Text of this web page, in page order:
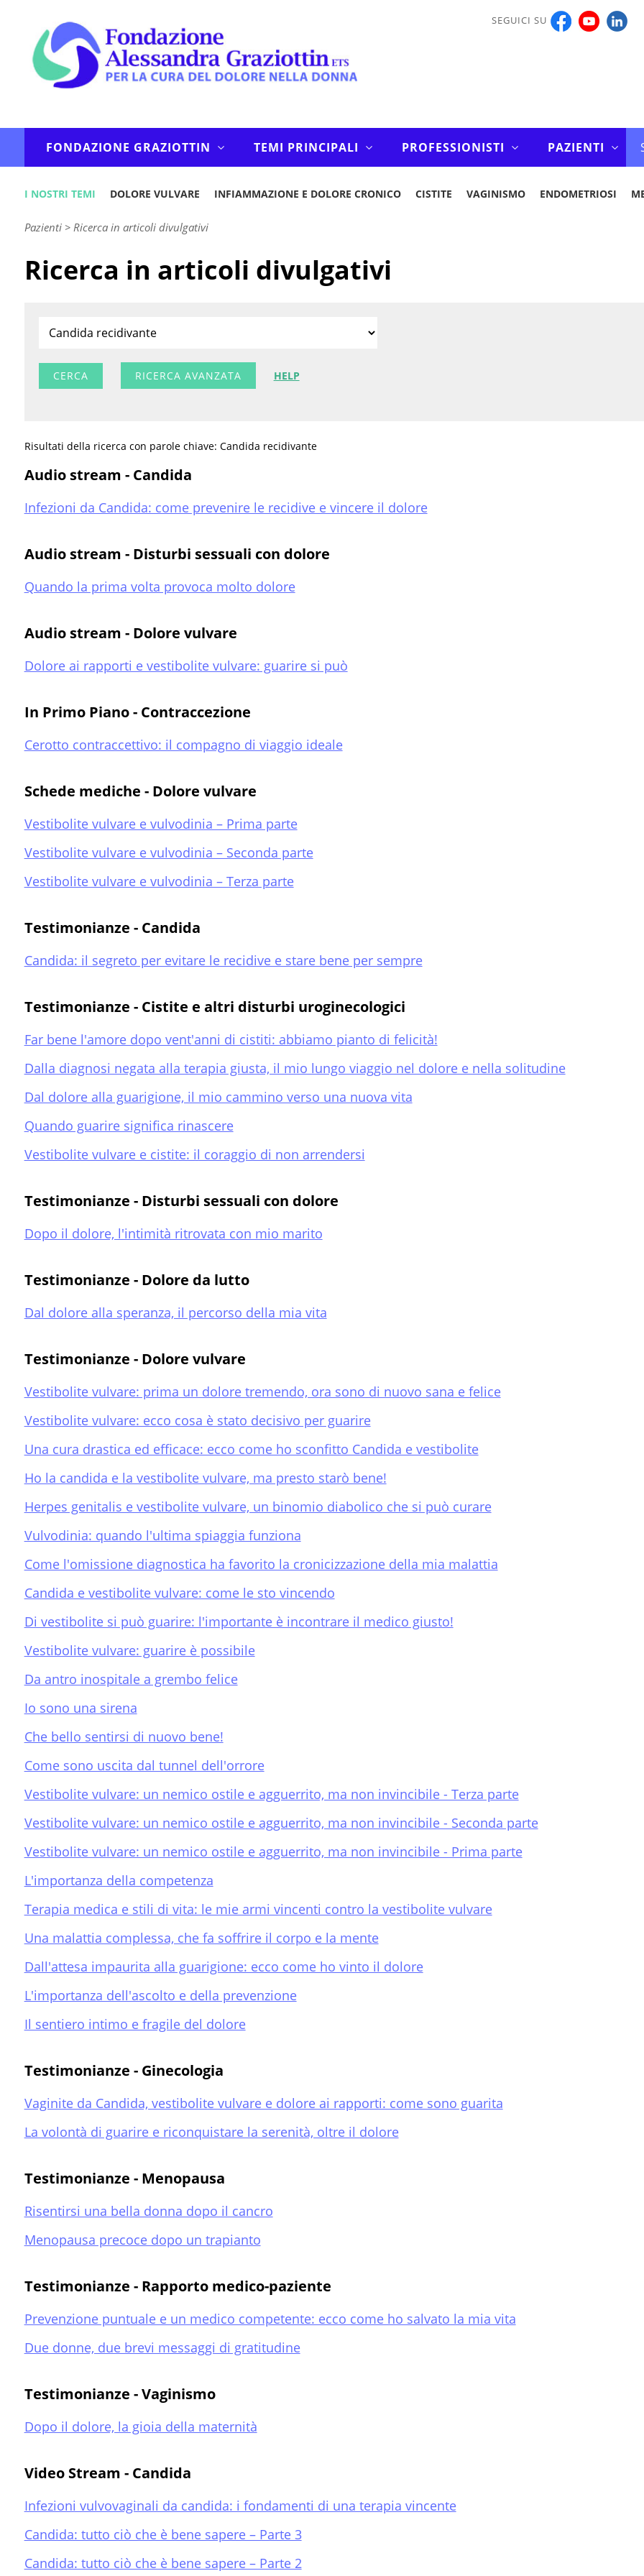
SEGUICI SU
FONDAZIONE GRAZIOTTIN TEMI PRINCIPALI PROFESSIONISTI PAZIENTI
I NOSTRI TEMI DOLORE VULVARE INFIAMMAZIONE E DOLORE CRONICO CISTITE VAGINISMO ENDOMETRIOSI
Pazienti> Ricerca in articoli divulgativi
Ricerca in articoli divulgativi
RICERCA AVANZATA HELP
Risultati della ricerca con parole chiave: Candida recidivante
Audio stream - Candida
Infezioni da Candida: come prevenire le recidive e vincere il dolore
Audio stream - Disturbi sessuali con dolore
Quando la prima volta provoca molto dolore
Audio stream - Dolore vulvare
Dolore ai rapporti e vestibolite vulvare: guarire si può
In Primo Piano - Contraccezione
Cerotto contraccettivo: il compagno di viaggio ideale
Schede mediche - Dolore vulvare
Vestibolite vulvare e vulvodinia – Prima parte
Vestibolite vulvare e vulvodinia – Seconda parte
Vestibolite vulvare e vulvodinia – Terza parte
Testimonianze - Candida
Candida: il segreto per evitare le recidive e stare bene per sempre
Testimonianze - Cistite e altri disturbi uroginecologici
Far bene l'amore dopo vent'anni di cistiti: abbiamo pianto di felicità!
Dalla diagnosi negata alla terapia giusta, il mio lungo viaggio nel dolore e nella solitudine
Dal dolore alla guarigione, il mio cammino verso una nuova vita
Quando guarire significa rinascere
Vestibolite vulvare e cistite: il coraggio di non arrendersi
Testimonianze - Disturbi sessuali con dolore
Dopo il dolore, l'intimità ritrovata con mio marito
Testimonianze - Dolore da lutto
Dal dolore alla speranza, il percorso della mia vita
Testimonianze - Dolore vulvare
Vestibolite vulvare: prima un dolore tremendo, ora sono di nuovo sana e felice
Vestibolite vulvare: ecco cosa è stato decisivo per guarire
Una cura drastica ed efficace: ecco come ho sconfitto Candida e vestibolite
Ho la candida e la vestibolite vulvare, ma presto starò bene!
Herpes genitalis e vestibolite vulvare, un binomio diabolico che si può curare
Vulvodinia: quando l'ultima spiaggia funziona
Come l'omissione diagnostica ha favorito la cronicizzazione della mia malattia
Candida e vestibolite vulvare: come le sto vincendo
Di vestibolite si può guarire: l'importante è incontrare il medico giusto!
Vestibolite vulvare: guarire è possibile
Da antro inospitale a grembo felice
Io sono una sirena
Che bello sentirsi di nuovo bene!
Come sono uscita dal tunnel dell'orrore
Vestibolite vulvare: un nemico ostile e agguerrito, ma non invincibile - Terza parte
Vestibolite vulvare: un nemico ostile e agguerrito, ma non invincibile - Seconda parte
Vestibolite vulvare: un nemico ostile e agguerrito, ma non invincibile - Prima parte
L'importanza della competenza
Terapia medica e stili di vita: le mie armi vincenti contro la vestibolite vulvare
Una malattia complessa, che fa soffrire il corpo e la mente
Dall'attesa impaurita alla guarigione: ecco come ho vinto il dolore
L'importanza dell'ascolto e della prevenzione
Il sentiero intimo e fragile del dolore
Testimonianze - Ginecologia
Vaginite da Candida, vestibolite vulvare e dolore ai rapporti: come sono guarita
La volontà di guarire e riconquistare la serenità, oltre il dolore
Testimonianze - Menopausa
Risentirsi una bella donna dopo il cancro
Menopausa precoce dopo un trapianto
Testimonianze - Rapporto medico-paziente
Prevenzione puntuale e un medico competente: ecco come ho salvato la mia vita
Due donne, due brevi messaggi di gratitudine
Testimonianze - Vaginismo
Dopo il dolore, la gioia della maternità
Video Stream - Candida
Infezioni vulvovaginali da candida: i fondamenti di una terapia vincente
Candida: tutto ciò che è bene sapere – Parte 3
Candida: tutto ciò che è bene sapere – Parte 2